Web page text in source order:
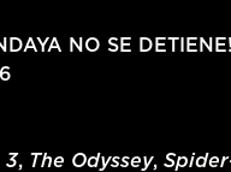
NO SE
3, The Odyssey,